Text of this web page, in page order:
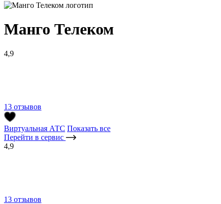
Манго Телеком
4,9
13 отзывов
Виртуальная АТС Показать все
Перейти в сервис
4,9
13 отзывов